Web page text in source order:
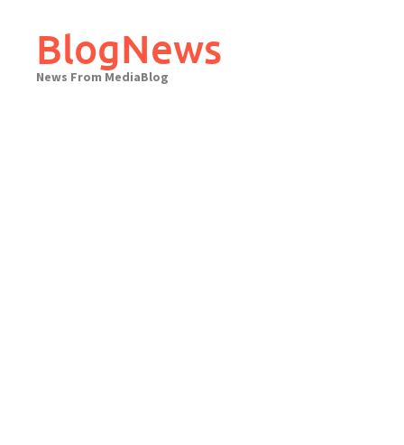
contentBlogNews
News From MediaBlog